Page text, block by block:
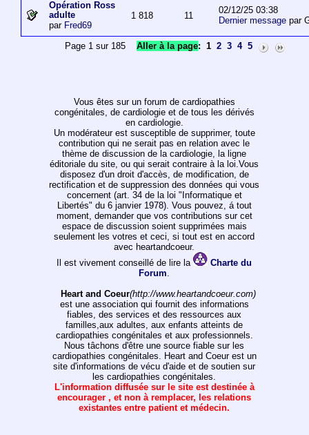
Opération Ross
adulte
par Fred69
1 818 11
02/12/25 03:38
Dernier messagepar
Page 1 sur 185Aller à la page: 1 2 3 4 5
Vous êtes sur un forum de cardiopathies
congénitales, de cardiologie et de tous les dérivés
en cardiologie.
Un modérateur est susceptible de supprimer, toute
contribution qui ne serait pas en relation avec le
thème de discussion de la cardiologie, la ligne
éditoriale du site, ou qui serait contraire à la loi.Vous
disposez d'un droit d'accès, de modification, de
rectification et de suppression des données qui vous
concernent (art. 34 de la loi "Informatique et
Libertés" du 6 janvier 1978). Vous pouvez, á tout
moment, demander que vos contributions sur cet
espace de discussion soient supprimées mais
seulement les votres et ceci, si tout est en accord
avec heartandcoeur.
Il est vivement conseillé de lire la
Charte du
Forum.
Heart and Coeur(http://www.heartandcoeur.com)
est une association qui fournit des informations
fiables, des services et des ressources aux
familles,aux adultes, aux enfants atteints de
cardiopathies congénitales et aux professionnels.
Nous tâchons d'être une source fiable sur les
cardiopathies congénitales. Heart and Coeur est un
site d'informations de vécu d'aide et de soutien sur
les cardiopathies congénitales.
L'information diffusée sur le site est destinée à
encourager , et non à remplacer, les relations
existantes entre patient et médecin.